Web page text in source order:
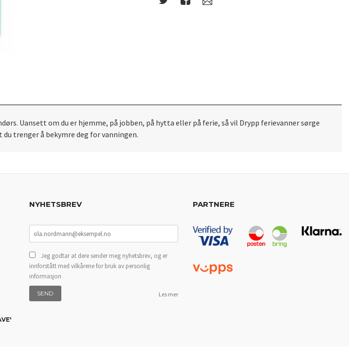
Uansett om du er hjemme, på jobben, på hytta eller på ferie, så vil Drypp ferievanner sørge
trenger å bekymre deg for vanningen.
NYHETSBREV
Jeg godtar at dere sender meg nyhetsbrev, og er
innforstått med vilkårene for bruk av personlig
informasjon
Les mer
PARTNERE